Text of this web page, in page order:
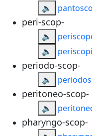
🔈
peri-scop-
🔈
🔈
periodo-scop-
🔈
peritoneo-scop-
🔈
pharyngo-scop-